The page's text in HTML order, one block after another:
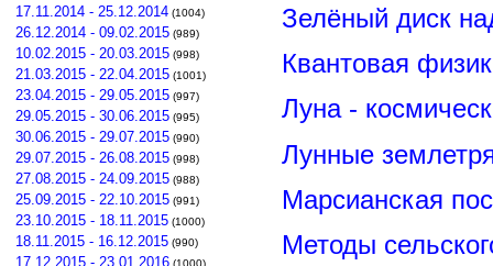
17.11.2014 - 25.12.2014 (1004)
26.12.2014 - 09.02.2015 (989)
10.02.2015 - 20.03.2015 (998)
21.03.2015 - 22.04.2015 (1001)
23.04.2015 - 29.05.2015 (997)
29.05.2015 - 30.06.2015 (995)
30.06.2015 - 29.07.2015 (990)
29.07.2015 - 26.08.2015 (998)
27.08.2015 - 24.09.2015 (988)
25.09.2015 - 22.10.2015 (991)
23.10.2015 - 18.11.2015 (1000)
18.11.2015 - 16.12.2015 (990)
17.12.2015 - 23.01.2016 (1000)
Зелёный диск
Квантовая
Луна -
Лунные
Марсианская
Методы